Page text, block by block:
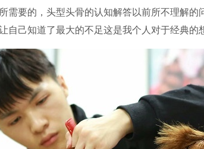
需要的，头型头骨的认知解答以前所不理解
自己知道了最大的不足这是我个人对于经典的